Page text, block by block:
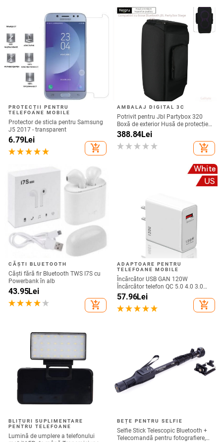
PROTECȚII PENTRU
TELEFOANE MOBILE
Protector de sticla pentru Samsung
J5 2017 - transparent
6.79Lei
add_shopping_cart
AMBALAJ DIGITAL 3C
Potrivit pentru Jbl Partybox 320
Boxă de exterior Husă de protecție
Stage 320 Audio Trolley Carcasă
anti-praf Husă
388.84Lei
add_shopping_cart
CĂȘTI BLUETOOTH
Căști fără fir Bluetooth TWS I7S cu
Powerbank în alb
43.95Lei
add_shopping_cart
ADAPTOARE PENTRU
TELEFOANE MOBILE
Încărcător USB GAN 120W
Încărcător telefon QC 5.0 4.0 3.0
Adaptor de încărcare rapidă pentru
iPhone 14 13 12 Samsung Huawei
realme încărcător usb
57.96Lei
add_shopping_cart
BLIȚURI SUPLIMENTARE
PENTRU TELEFOANE
Lumină de umplere a telefonului
BEȚE PENTRU SELFIE
Selfie Stick Telescopic Bluetooth +
Telecomandă pentru fotografiere,